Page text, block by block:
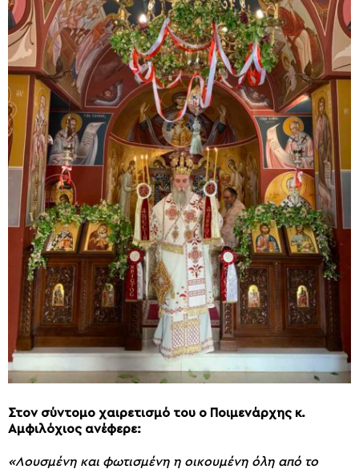
Στον σύντομο χαιρετισμό του ο Ποιμενάρχης κ.
Αμφιλόχιος ανέφερε:
«Λουσμένη και φωτισμένη η οικουμένη όλη από το